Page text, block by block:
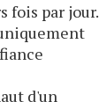
fois par jour.
d'un